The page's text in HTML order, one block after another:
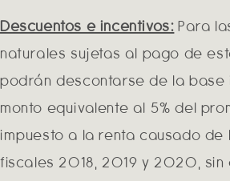
Descuentos e incentivos: Para
naturales sujetas al pago de
podrán descontarse de la base
monto equivalente al 5% del
impuesto a la renta causado de
fiscales 2018, 2019 y 2020, sin